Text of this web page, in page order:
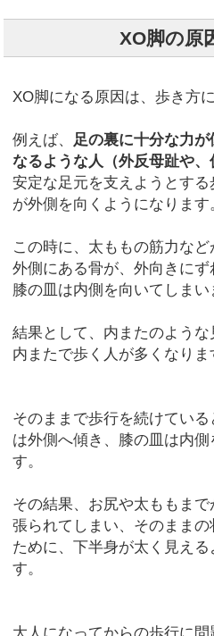
XO脚の原
XO脚になる原因は、歩き方
例えば、 足の裏に十分な力
なるような人（外反母趾や、
安定な足元を支えようとす
が外側を向くようになります
この時に、太ももの筋力な
外側にある骨が、外向きに
膝の皿は内側を向いてしまい
結果として、内またのよう
内またで歩く人が多くなりま
そのままで歩行を続けてい
は外側へ傾き、膝の皿は内
す。
その結果、お尻や太ももま
張られてしまい、そのまま
ために、下半身が太く見える
す。
大人になってからの歩行に